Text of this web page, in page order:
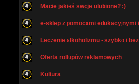
Macie jakieś swoje ulubione? :)
e-sklep z pomocami edukacyjnymi
Leczenie alkoholizmu - szybko i
Oferta rollupów reklamowych
Kultura